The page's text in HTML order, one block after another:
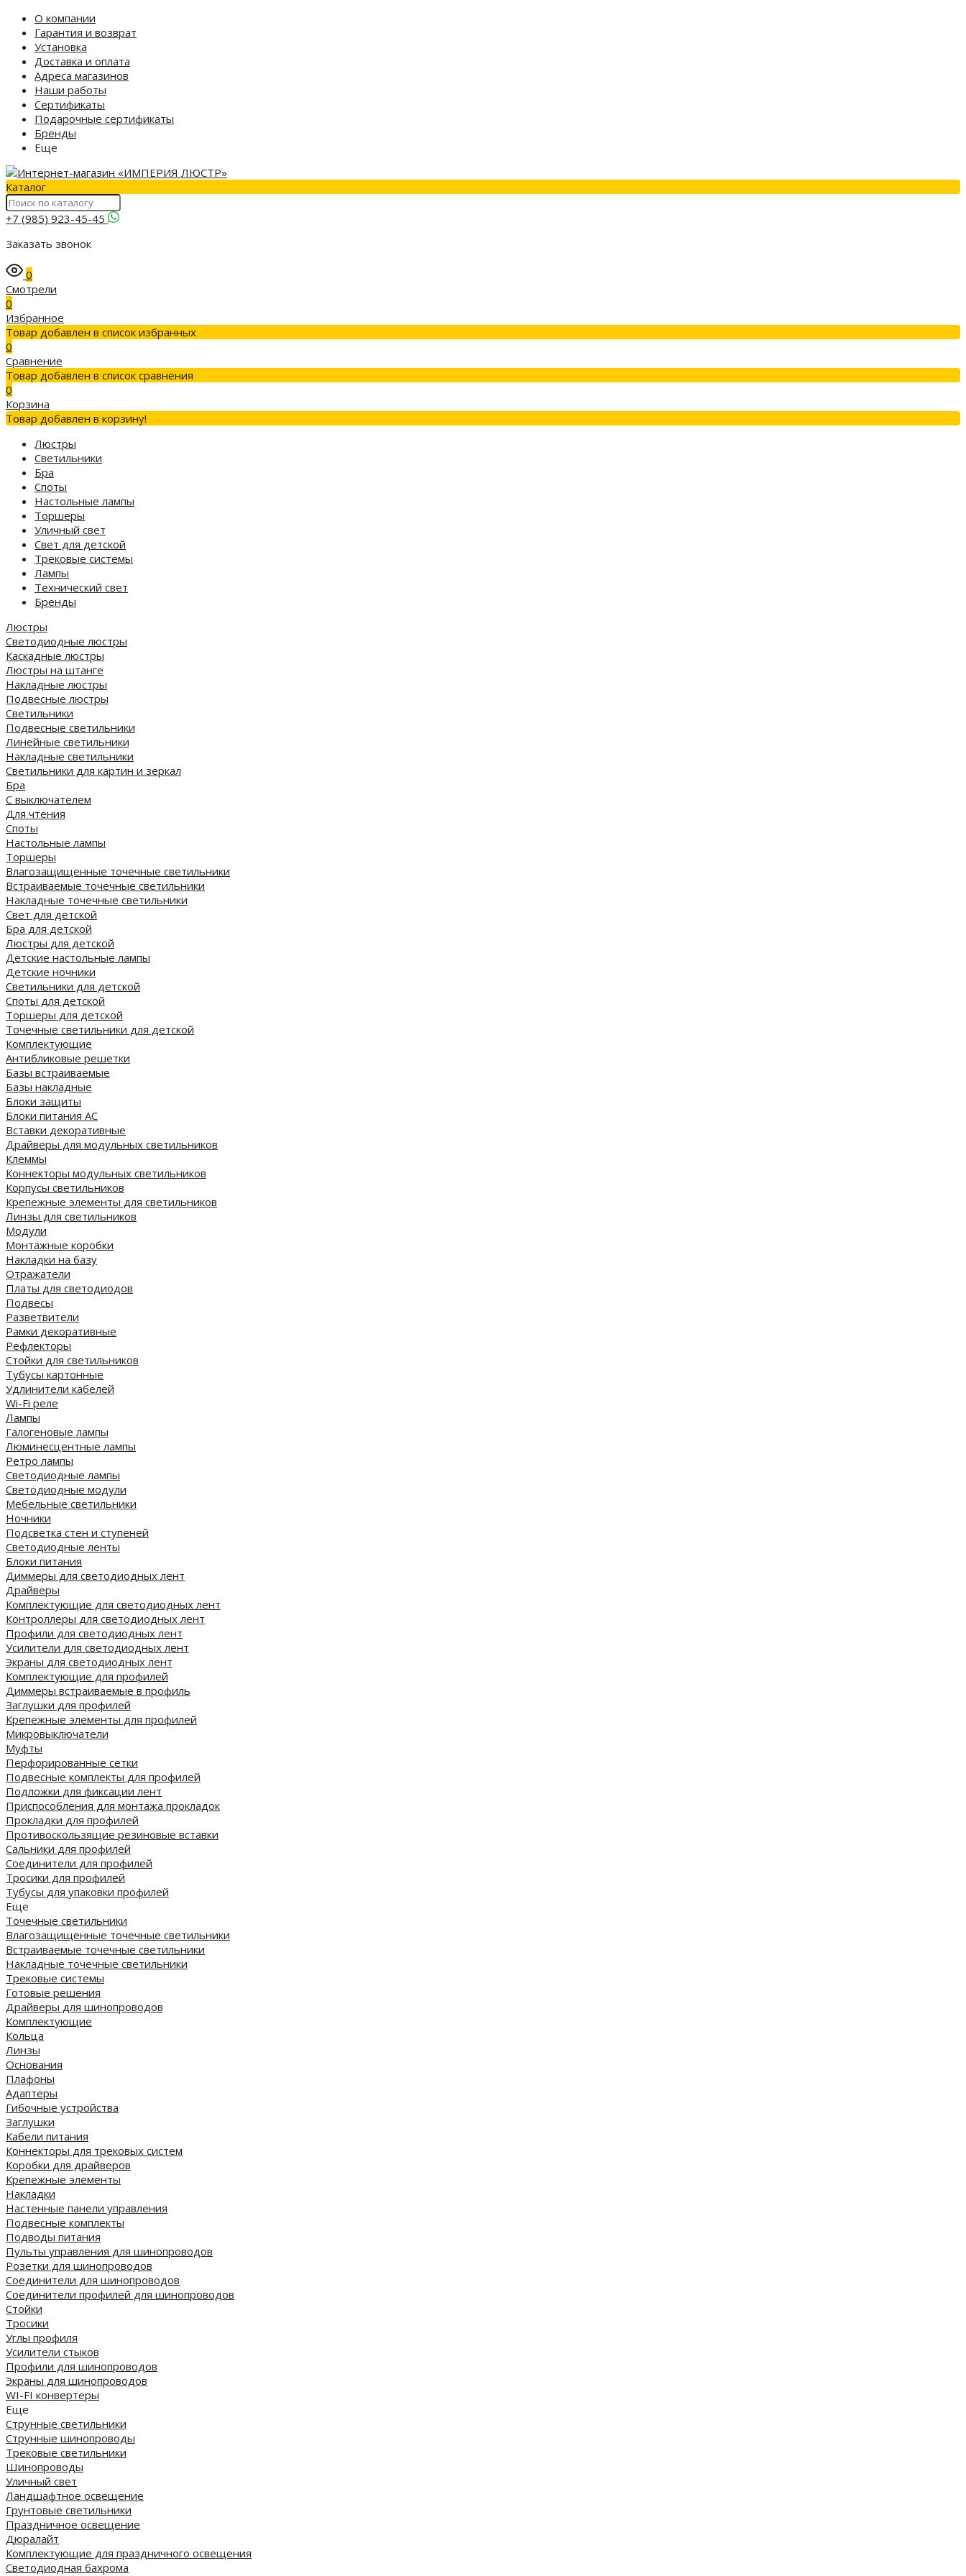
О компании
Гарантия и возврат
Установка
Доставка и оплата
Адреса магазинов
Наши работы
Сертификаты
Подарочные сертификаты
Бренды
Еще
Каталог
+7 (985) 923-45-45
Заказать звонок
0
Смотрели
0
Избранное
Товар добавлен в список избранных
0
Сравнение
Товар добавлен в список сравнения
0
Корзина
Товар добавлен в корзину!
Люстры
Светильники
Бра
Споты
Настольные лампы
Торшеры
Уличный свет
Свет для детской
Трековые системы
Лампы
Технический свет
Бренды
Люстры
Светодиодные люстры
Каскадные люстры
Люстры на штанге
Накладные люстры
Подвесные люстры
Светильники
Подвесные светильники
Линейные светильники
Накладные светильники
Светильники для картин и зеркал
Бра
С выключателем
Для чтения
Споты
Настольные лампы
Торшеры
Влагозащищенные точечные светильники
Встраиваемые точечные светильники
Накладные точечные светильники
Свет для детской
Бра для детской
Люстры для детской
Детские настольные лампы
Детские ночники
Светильники для детской
Споты для детской
Торшеры для детской
Точечные светильники для детской
Комплектующие
Антибликовые решетки
Базы встраиваемые
Базы накладные
Блоки защиты
Блоки питания AC
Вставки декоративные
Драйверы для модульных светильников
Клеммы
Коннекторы модульных светильников
Корпусы светильников
Крепежные элементы для светильников
Линзы для светильников
Модули
Монтажные коробки
Накладки на базу
Отражатели
Платы для светодиодов
Подвесы
Разветвители
Рамки декоративные
Рефлекторы
Стойки для светильников
Тубусы картонные
Удлинители кабелей
Wi-Fi реле
Лампы
Галогеновые лампы
Люминесцентные лампы
Ретро лампы
Светодиодные лампы
Светодиодные модули
Мебельные светильники
Ночники
Подсветка стен и ступеней
Светодиодные ленты
Блоки питания
Диммеры для светодиодных лент
Драйверы
Комплектующие для светодиодных лент
Контроллеры для светодиодных лент
Профили для светодиодных лент
Усилители для светодиодных лент
Экраны для светодиодных лент
Комплектующие для профилей
Диммеры встраиваемые в профиль
Заглушки для профилей
Крепежные элементы для профилей
Микровыключатели
Муфты
Перфорированные сетки
Подвесные комплекты для профилей
Подложки для фиксации лент
Приспособления для монтажа прокладок
Прокладки для профилей
Противоскользящие резиновые вставки
Сальники для профилей
Соединители для профилей
Тросики для профилей
Тубусы для упаковки профилей
Еще
Точечные светильники
Влагозащищенные точечные светильники
Встраиваемые точечные светильники
Накладные точечные светильники
Трековые системы
Готовые решения
Драйверы для шинопроводов
Комплектующие
Кольца
Линзы
Основания
Плафоны
Адаптеры
Гибочные устройства
Заглушки
Кабели питания
Коннекторы для трековых систем
Коробки для драйверов
Крепежные элементы
Накладки
Настенные панели управления
Подвесные комплекты
Подводы питания
Пульты управления для шинопроводов
Розетки для шинопроводов
Соединители для шинопроводов
Соединители профилей для шинопроводов
Стойки
Тросики
Углы профиля
Усилители стыков
Профили для шинопроводов
Экраны для шинопроводов
WI-FI конвертеры
Еще
Струнные светильники
Струнные шинопроводы
Трековые светильники
Шинопроводы
Уличный свет
Ландшафтное освещение
Грунтовые светильники
Праздничное освещение
Дюралайт
Комплектующие для праздничного освещения
Светодиодная бахрома